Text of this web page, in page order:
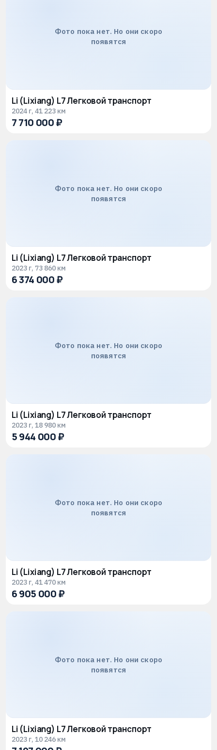
Фото пока нет. Но они скоро
появятся
Li (Lixiang) L7 Легковой транспорт
2024 г, 41 223 км
7 710 000 ₽
Фото пока нет. Но они скоро
появятся
Li (Lixiang) L7 Легковой транспорт
2023 г, 73 860 км
6 374 000 ₽
Фото пока нет. Но они скоро
появятся
Li (Lixiang) L7 Легковой транспорт
2023 г, 18 980 км
5 944 000 ₽
Фото пока нет. Но они скоро
появятся
Li (Lixiang) L7 Легковой транспорт
2023 г, 41 470 км
6 905 000 ₽
Фото пока нет. Но они скоро
появятся
Li (Lixiang) L7 Легковой транспорт
2023 г, 10 246 км